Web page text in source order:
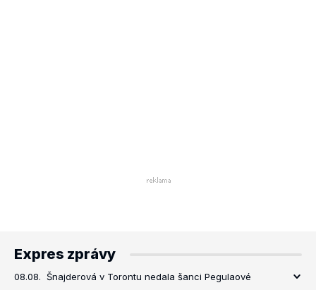
Expres zprávy
08.08. Šnajderová v Torontu nedala šanci Pegulaové